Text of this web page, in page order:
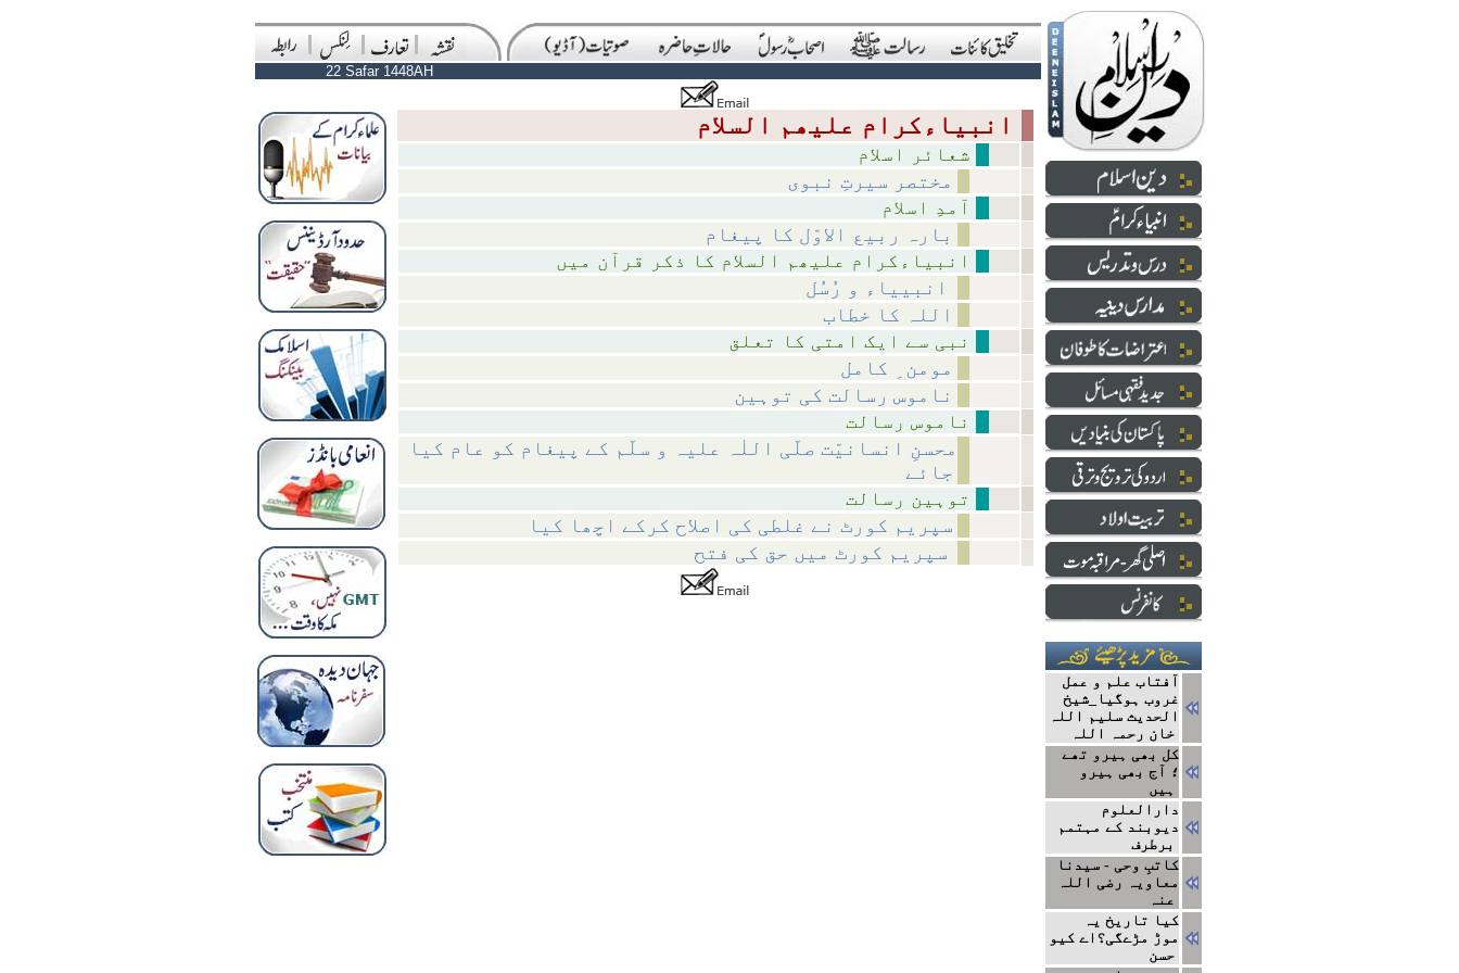
22 Safar 1448AH
مختصر سیرتِ نبوی
بارہ ربیع الاوّل کا پیغام
اللہ کا خطاب
مومن ِ کامل
ناموس رسالت کی توہین
محسنِ انسانیّت صلّی اللٰہ علیہ و سلّم کے پیغام کو عام کیا
جائے
سپریم کورٹ نے غلطی کی اصلاح کرکے اچھا کیا
آفتاب علم و عمل
غروب ہوگیا_شیخ
الحدیث سلیم اللہ
خان رحمہ اللہ
کل بھی ہیرو تھے
؛ آج بھی ہیرو
ہیں
دارالعلوم
دیوبند کے مہتمم
برطرف
کاتبِ وحی - سیدنا
معاویہ رضی اللہ
عنہ
کیا تاریخ یہ
موڑ مڑےگی؟اے کیو
حسن